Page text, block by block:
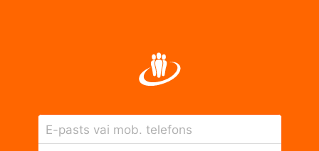
E-pasts vai mob. telefons